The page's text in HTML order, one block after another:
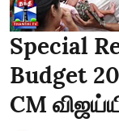
Special
Budget
CM